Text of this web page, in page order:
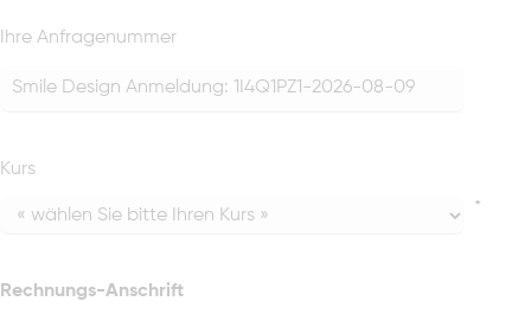
Ihre Anfragenummer
Kurs
*
Rechnungs-Anschrift